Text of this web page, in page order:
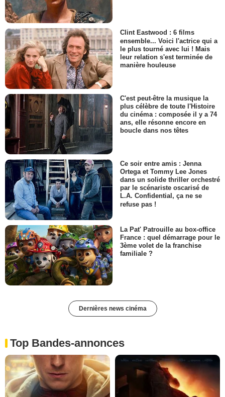
Clint Eastwood : 6 films
ensemble... Voici l'actrice qui a
le plus tourné avec lui ! Mais
leur relation s'est terminée de
manière houleuse
C'est peut-être la musique la
plus célèbre de toute l'Histoire
du cinéma : composée il y a 74
ans, elle résonne encore en
boucle dans nos têtes
Ce soir entre amis : Jenna
Ortega et Tommy Lee Jones
dans un solide thriller orchestré
par le scénariste oscarisé de
L.A. Confidential, ça ne se
refuse pas !
La Pat' Patrouille au box-office
France : quel démarrage pour le
3ème volet de la franchise
familiale ?
Dernières news cinéma
Top Bandes-annonces